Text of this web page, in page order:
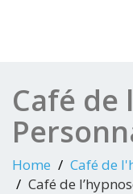
Café de
Home
Café de
Café de